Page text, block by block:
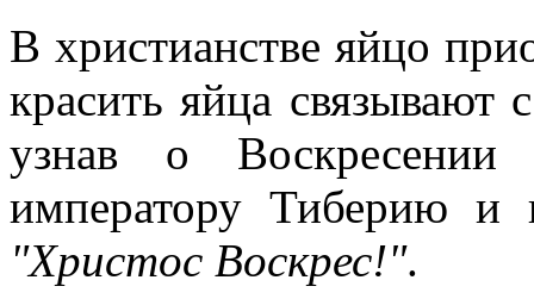
В христианстве яйцо
красить яйца связывают
узнав о
императору Тиберию и
"Христос Воскрес!".